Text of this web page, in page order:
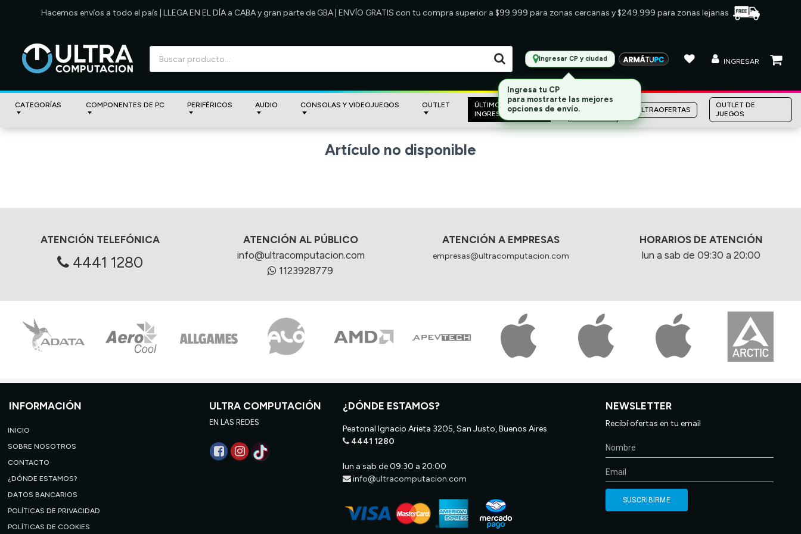
Hacemos envíos a todo el país | LLEGA EN EL DÍA a CABA y gran parte de GBA | ENVÍO GRATIS con tu compra superior a $99.999 para zonas cercanas y $249.999 para zonas lejanas
Ingresar CP y ciudad INGRESAR
CATEGORÍAS COMPONENTES DE PC PERIFÉRICOS AUDIO CONSOLAS Y VIDEOJUEGOS OUTLET
ÚLTIMOS
INGRESOS
MARCAS
ULTRAOFERTAS
OUTLET DE
JUEGOS
Artículo no disponible
ATENCIÓN TELEFÓNICA
4441 1280
ATENCIÓN AL PÚBLICO
info@ultracomputacion.com
1123928779
ATENCIÓN A EMPRESAS
empresas@ultracomputacion.com
HORARIOS DE ATENCIÓN
lun a sab de 09:30 a 20:00
INFORMACIÓN
INICIO
SOBRE NOSOTROS
CONTACTO
¿DÓNDE ESTAMOS?
DATOS BANCARIOS
POLÍTICAS DE PRIVACIDAD
POLÍTICAS DE COOKIES
ULTRA COMPUTACIÓN
EN LAS REDES
¿DÓNDE ESTAMOS?
Peatonal Ignacio Arieta 3205, San Justo, Buenos Aires
4441 1280
lun a sab de 09:30 a 20:00
info@ultracomputacion.com
NEWSLETTER
Recibí ofertas en tu email
Ingresa tu CP
para mostrarte las mejores
opciones de envío.